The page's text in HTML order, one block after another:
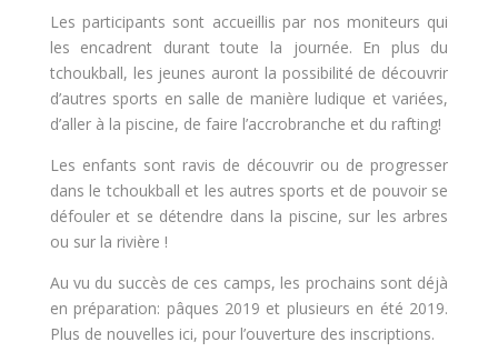
Les participants sont accueillis par nos moniteurs qui
les encadrent durant toute la journée. En plus du
tchoukball, les jeunes auront la possibilité de découvrir
d’autres sports en salle de manière ludique et variées,
d’aller à la piscine, de faire l’accrobranche et du rafting!
Les enfants sont ravis de découvrir ou de progresser
dans le tchoukball et les autres sports et de pouvoir se
défouler et se détendre dans la piscine, sur les arbres
ou sur la rivière !
Au vu du succès de ces camps, les prochains sont déjà
en préparation: pâques 2019 et plusieurs en été 2019.
Plus de nouvelles ici, pour l’ouverture des inscriptions.